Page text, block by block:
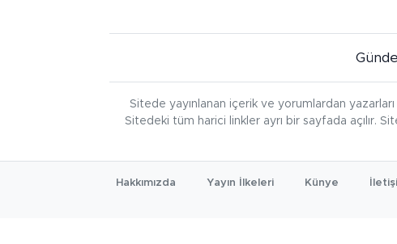
Sitede yayınlanan içerik ve yorumlardan
Sitedeki tüm harici linkler ayrı bir sayfada açılır.
Hakkımızda Yayın İlkeleri Künye